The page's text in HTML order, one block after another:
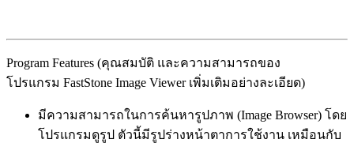
Program Features (คุณสมบัติ และความสามารถของ
โปรแกรม FastStone Image Viewer เพิ่มเติมอย่างละเอียด)
มีความสามารถในการค้นหารูปภาพ (Image Browser) โดย
โปรแกรมดูรูป ตัวนี้มีรูปร่างหน้าตาการใช้งาน เหมือนกับ